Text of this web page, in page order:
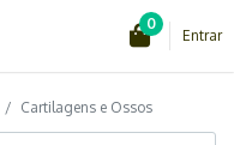
0
Entrar
Cartilagens e Ossos